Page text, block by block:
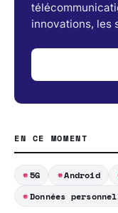
innovations, les
EN CE MOMENT
5G Android
Données